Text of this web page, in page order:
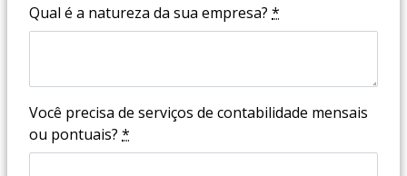
Qual é a natureza da sua empresa? *
Você precisa de serviços de contabilidade mensais
ou pontuais? *